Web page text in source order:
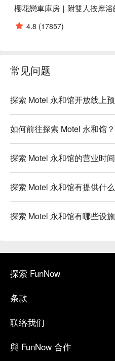
櫻花戀車庫房｜附雙人按摩浴
4.8 (17857)
常见问题
探索 Motel 永和馆开放线上
如何前往探索 Motel 永和馆？
探索 Motel 永和馆的营业时
探索 Motel 永和馆有提供什
探索 Motel 永和馆有哪些设
探索 FunNow
条款
联络我们
與 FunNow 合作